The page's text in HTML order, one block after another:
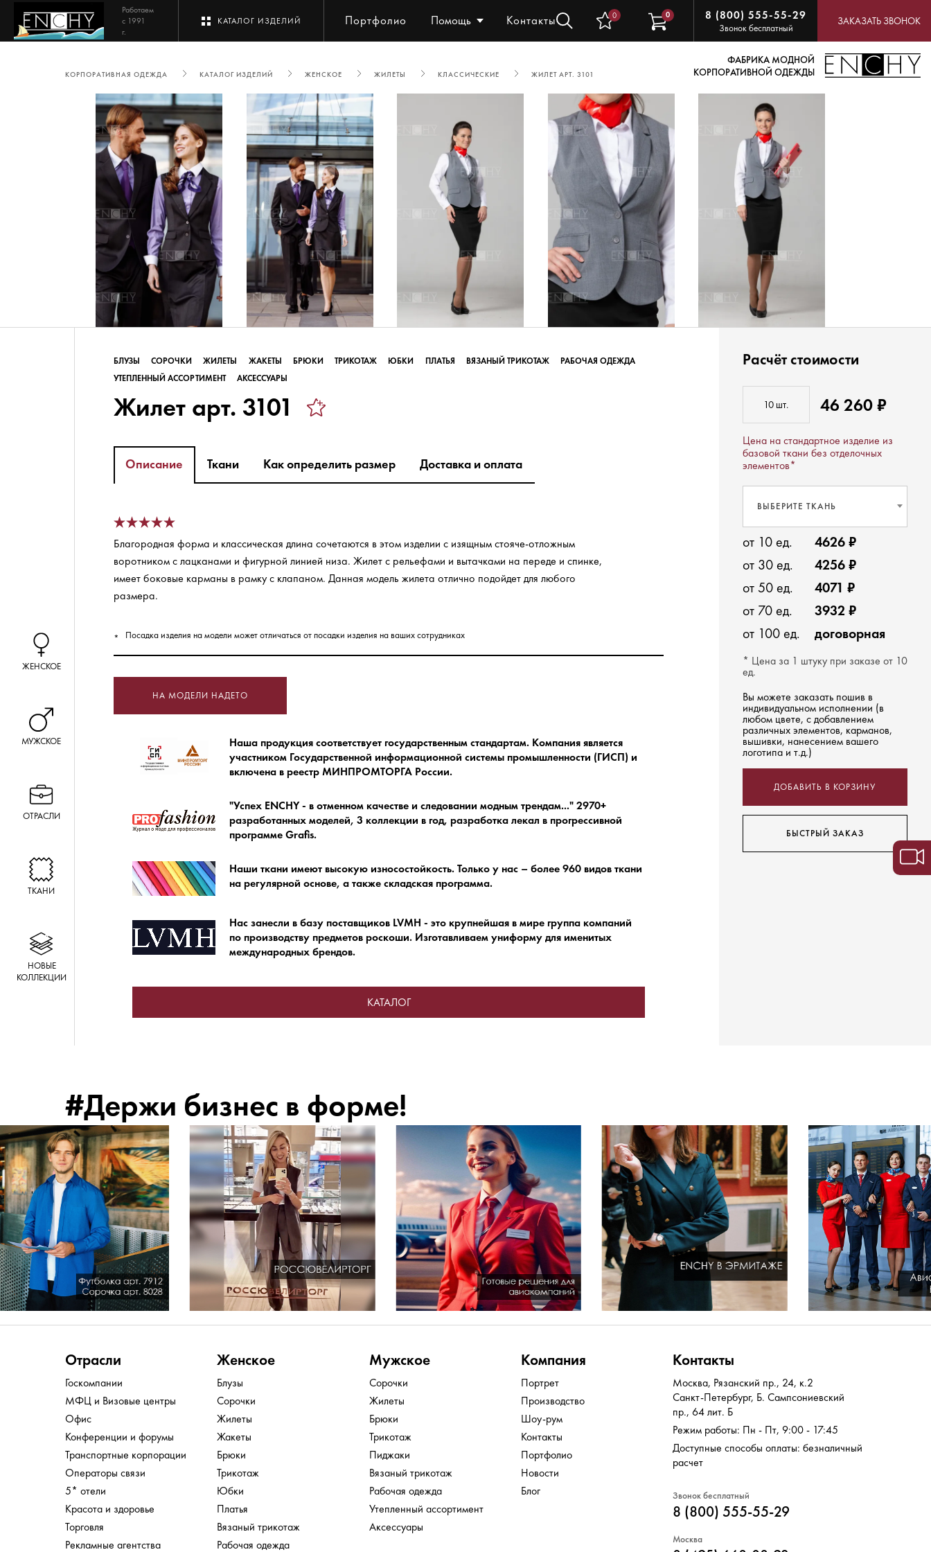
Работаем
с 1991
г.
КАТАЛОГ ИЗДЕЛИЙ Портфолио Помощь Контакты 0 0 8 (800) 555-55-29
Звонок бесплатный
ЗАКАЗАТЬ ЗВОНОК
КОРПОРАТИВНАЯ ОДЕЖДА КАТАЛОГ ИЗДЕЛИЙ ЖЕНСКОЕ ЖИЛЕТЫ КЛАССИЧЕСКИЕ ЖИЛЕТ АРТ. 3101
ФАБРИКА МОДНОЙ
КОРПОРАТИВНОЙ ОДЕЖДЫ
ЖЕНСКОЕ
МУЖСКОЕ
ОТРАСЛИ
ТКАНИ
НОВЫЕ
КОЛЛЕКЦИИ
БЛУЗЫ СОРОЧКИ ЖИЛЕТЫ ЖАКЕТЫ БРЮКИ ТРИКОТАЖ ЮБКИ ПЛАТЬЯ ВЯЗАНЫЙ ТРИКОТАЖ
РАБОЧАЯ ОДЕЖДА
УТЕПЛЕННЫЙ АССОРТИМЕНТ
АКСЕССУАРЫ
Жилет арт. 3101
Описание Ткани Как определить размер Доставка и оплата
Благородная форма и классическая длина сочетаются в этом изделии с изящным стояче-отложным
воротником с лацканами и фигурной линией низа. Жилет с рельефами и вытачками на переде и спинке,
имеет боковые карманы в рамку с клапаном. Данная модель жилета отлично подойдет для любого
размера.
Посадка изделия на модели может отличаться от посадки изделия на ваших сотрудниках
НА МОДЕЛИ НАДЕТО
Наша продукция соответствует государственным стандартам. Компания является
участником Государственной информационной системы промышленности (ГИСП) и
включена в реестр МИНПРОМТОРГА России.
"Успех ENCHY - в отменном качестве и следовании модным трендам..." 2970+
разработанных моделей, 3 коллекции в год, разработка лекал в прогрессивной
программе Grafis.
Наши ткани имеют высокую износостойкость.Только у нас – более 960 видов ткани
на регулярной основе, а также складская программа.
Нас занесли в базу поставщиков LVMH - это крупнейшая в мире группа компаний
по производству предметов роскоши. Изготавливаем униформу для именитых
международных брендов.
КАТАЛОГ
Расчёт стоимости
46 260 ₽
Цена на стандартное изделие из
базовой ткани без отделочных
элементов*
ВЫБЕРИТЕ ТКАНЬ
от 10 ед.
4626 ₽
от 30 ед.
4256 ₽
от 50 ед.
4071 ₽
от 70 ед.
3932 ₽
от 100 ед.
договорная
* Цена за 1 штуку при заказе от 10
ед.
Вы можете заказать пошив в
индивидуальном исполнении (в
любом цвете, с добавлением
различных элементов, карманов,
вышивки, нанесением вашего
логотипа и т.д.)
ДОБАВИТЬ В КОРЗИНУ
БЫСТРЫЙ ЗАКАЗ
#Держи бизнес в форме!
Отрасли
Госкомпании
МФЦ и Визовые центры
Офис
Конференции и форумы
Транспортные корпорации
Операторы связи
5* отели
Красота и здоровье
Торговля
Рекламные агентства
Женское
Блузы
Сорочки
Жилеты
Жакеты
Брюки
Трикотаж
Юбки
Платья
Вязаный трикотаж
Рабочая одежда
Мужское
Сорочки
Жилеты
Брюки
Трикотаж
Пиджаки
Вязаный трикотаж
Рабочая одежда
Утепленный ассортимент
Аксессуары
Компания
Портрет
Производство
Шоу-рум
Контакты
Портфолио
Новости
Блог
Контакты
Москва, Рязанский пр., 24, к.2
Санкт-Петербург, Б. Сампсониевский
пр., 64 лит. Б
Режим работы: Пн - Пт, 9:00 - 17:45
Доступные способы оплаты: безналичный
расчет
Звонок бесплатный
8 (800) 555-55-29
Москва